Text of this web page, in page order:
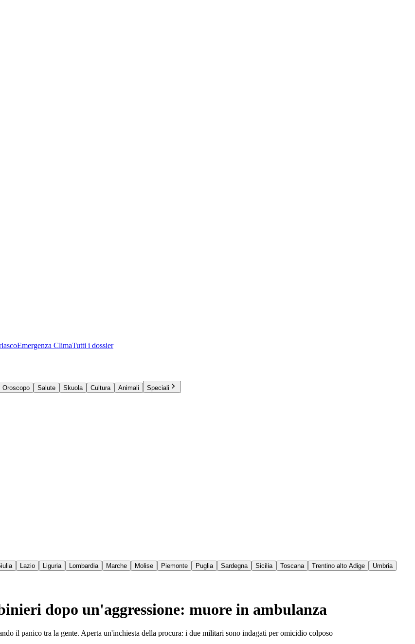
Emergenza ClimaTutti i dossier
Oroscopo Salute Skuola Cultura Animali
Speciali
Lazio Liguria Lombardia Marche Molise Piemonte Puglia Sardegna Sicilia Toscana Trentino alto Adige
Umbria
dopo un'aggressione: muore in ambulanza
il panico tra la gente. Aperta un'inchiesta della procura: i due militari sono indagati per omicidio colposo